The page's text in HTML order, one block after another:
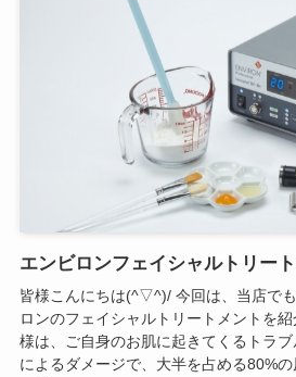
エンビロンフェイシャルトリー
皆様こんにちは(^▽^)/ 今回は、当店で
ロンのフェイシャルトリートメントを
様は、ご自身のお肌に起きてくるトラ
によるダメージで、大半を占める80%